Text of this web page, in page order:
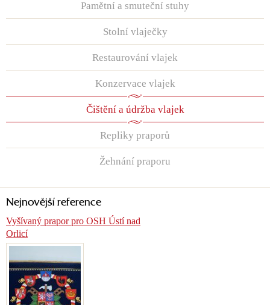
Pamětní a smuteční stuhy
Stolní vlaječky
Restaurování vlajek
Konzervace vlajek
Čištění a údržba vlajek
Repliky praporů
Žehnání praporu
Nejnovější reference
Vyšívaný prapor pro OSH Ústí nad
Orlicí